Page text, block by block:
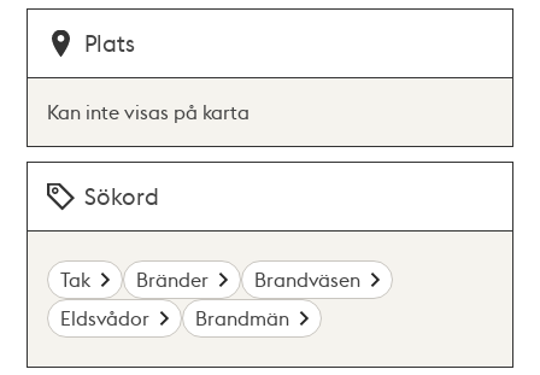
Plats
Kan inte visas på karta
Sökord
Tak Bränder
Brandväsen
Eldsvådor
Brandmän